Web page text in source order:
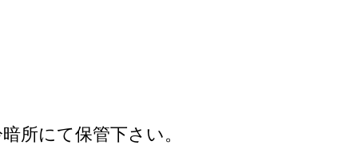
所にて保管下さい。